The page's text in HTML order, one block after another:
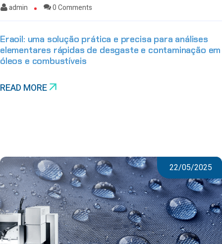
admin 0 Comments
Eraoil: uma solução prática e precisa para análises
elementares rápidas de desgaste e contaminação em
óleos e combustíveis
READ MORE
22/05/2025